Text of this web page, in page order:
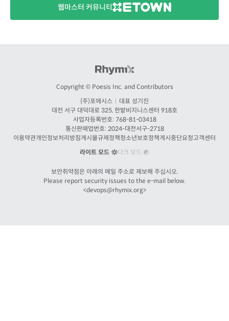
웹마스터 커뮤니티
Copyright © Poesis Inc. and Contributors
(주)포에시스
대표 성기진
대전 서구 대덕대로 325, 한밭비지니스센터 918호
사업자등록번호: 768-81-03418
통신판매업번호: 2024-대전서구-2718
이용약관개인정보처리방침게시물규제정책청소년보호정책게시중단요청고객센터
라이트 모드
다크 모드
보안취약점은 아래의 메일 주소로 제보해 주십시오.
Please report security issues to the e-mail below.
<devops@rhymix.org>